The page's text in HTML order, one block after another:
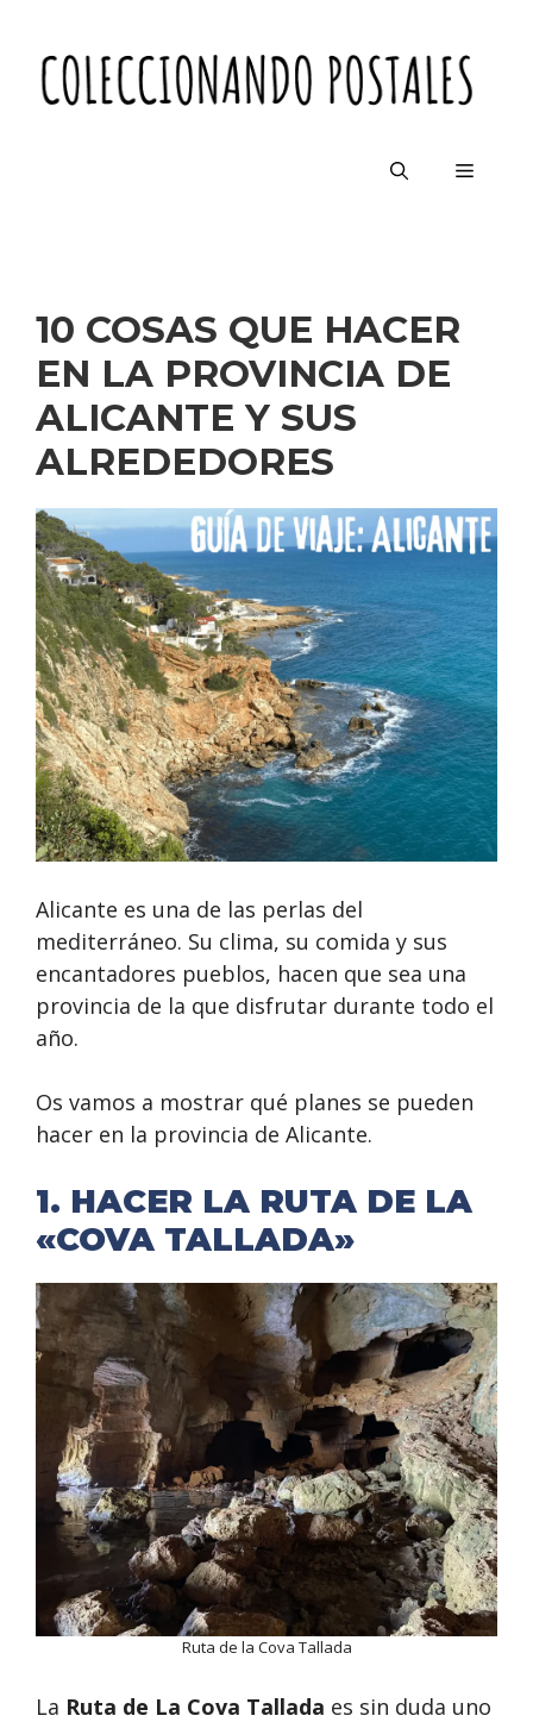
contenido
Menú
10 COSAS QUE HACER
EN LA PROVINCIA DE
ALICANTE Y SUS
ALREDEDORES
Alicante es una de las perlas del
mediterráneo. Su clima, su comida y sus
encantadores pueblos, hacen que sea una
provincia de la que disfrutar durante todo el
año.
Os vamos a mostrar qué planes se pueden
hacer en la provincia de Alicante.
1. HACER LA RUTA DE LA
«COVA TALLADA»
Ruta de la Cova Tallada
La Ruta de La Cova Tallada es sin duda uno